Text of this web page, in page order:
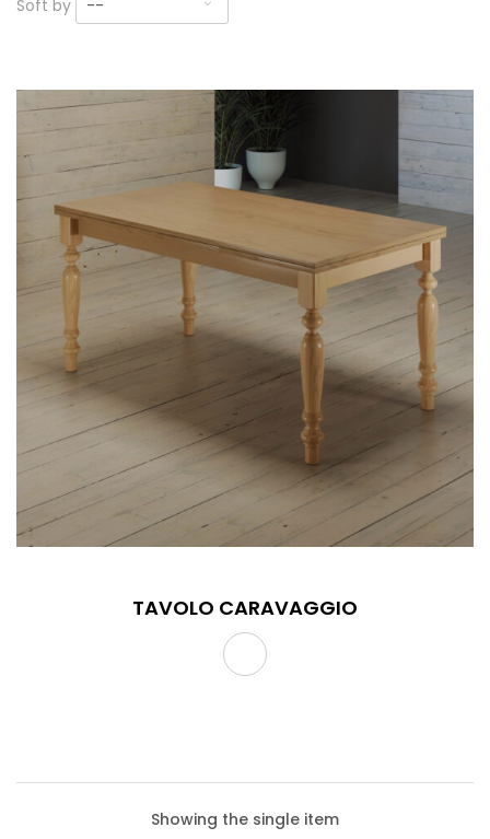
Soft by --
TAVOLO CARAVAGGIO
Showing the single item